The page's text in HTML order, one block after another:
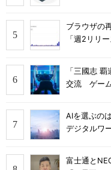
ブラウザの
「週2リリ
「三國志
交流 ゲーム
AIを選ぶの
デジタルワ
富士通と